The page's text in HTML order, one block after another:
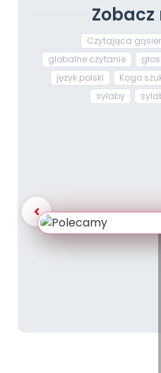
Zobacz
Czytająca
globalne czytanie
język polski
Kogo
sylaby